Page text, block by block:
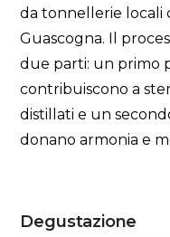
da tonnellerie locali
Guascogna. Il
due parti: un primo
contribuiscono a
distillati e un
donano armonia e
Degustazione